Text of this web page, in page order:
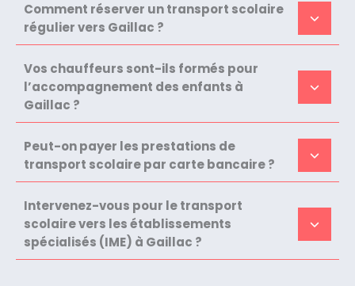
Comment réserver un transport scolaire
régulier vers Gaillac ?
Vos chauffeurs sont-ils formés pour
l’accompagnement des enfants à
Gaillac ?
Peut-on payer les prestations de
transport scolaire par carte bancaire ?
Intervenez-vous pour le transport
scolaire vers les établissements
spécialisés (IME) à Gaillac ?